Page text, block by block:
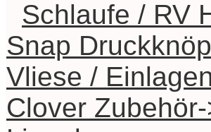
Schlaufe / RV
Snap
Vliese /
Clover